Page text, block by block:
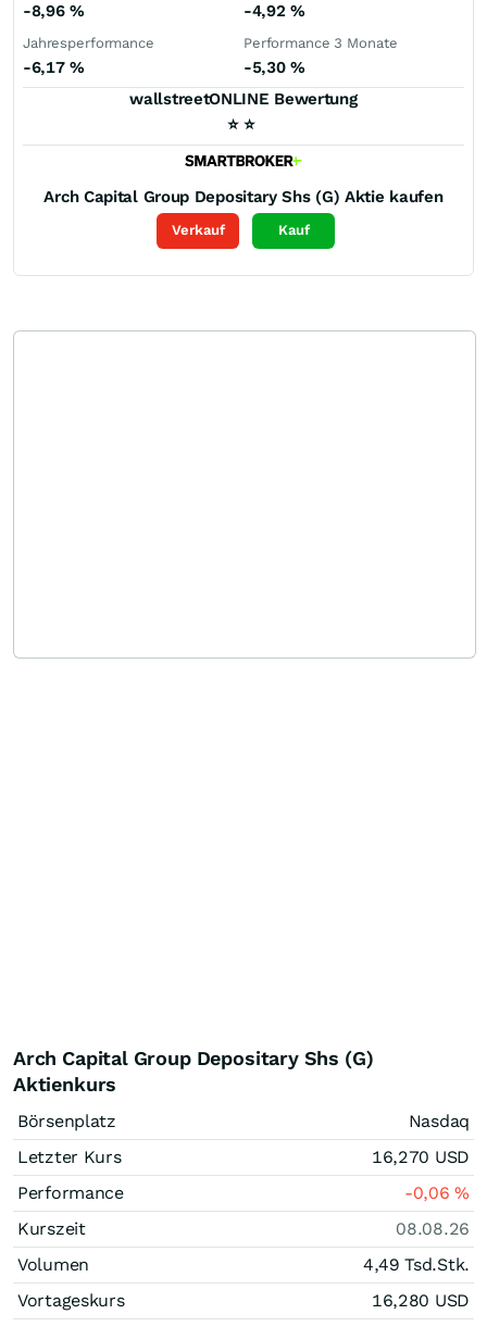
-8,96% -4,92%
Jahresperformance
-6,17%
Performance 3 Monate
-5,30%
wallstreetONLINE Bewertung
⭐ ⭐
Arch Capital Group Depositary Shs (G) Aktie kaufen
Verkauf Kauf
Arch Capital Group Depositary Shs (G)
Aktienkurs
Börsenplatz
Nasdaq
Letzter Kurs
16,270 USD
Performance
-0,06%
Kurszeit
08.08.26
Volumen
4,49 Tsd.Stk.
Vortageskurs
16,280 USD